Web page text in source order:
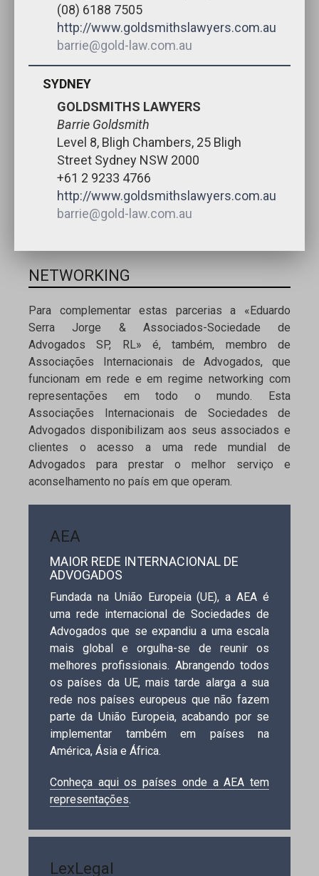
(08) 6188 7505
http://www.goldsmithslawyers.com.au
barrie@gold-law.com.au
SYDNEY
GOLDSMITHS LAWYERS
Barrie Goldsmith
Level 8, Bligh Chambers, 25 Bligh
Street Sydney NSW 2000
+61 2 9233 4766
http://www.goldsmithslawyers.com.au
barrie@gold-law.com.au
NETWORKING
Para complementar estas parcerias a «Eduardo
Serra Jorge & Associados-Sociedade de
Advogados SP, RL» é, também, membro de
Associações Internacionais de Advogados, que
funcionam em rede e em regime networking com
representações em todo o mundo. Esta
Associações Internacionais de Sociedades de
Advogados disponibilizam aos seus associados e
clientes o acesso a uma rede mundial de
Advogados para prestar o melhor serviço e
aconselhamento no país em que operam.
AEA
MAIOR REDE INTERNACIONAL DE
ADVOGADOS
Fundada na União Europeia (UE), a AEA é
uma rede internacional de Sociedades de
Advogados que se expandiu a uma escala
mais global e orgulha-se de reunir os
melhores profissionais. Abrangendo todos
os países da UE, mais tarde alarga a sua
rede nos países europeus que não fazem
parte da União Europeia, acabando por se
implementar também em países na
América, Ásia e África.
Conheça aqui os países onde a AEA tem
representações.
LexLegal